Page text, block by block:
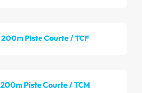
200m Piste Courte / TCF
200m Piste Courte / TCM